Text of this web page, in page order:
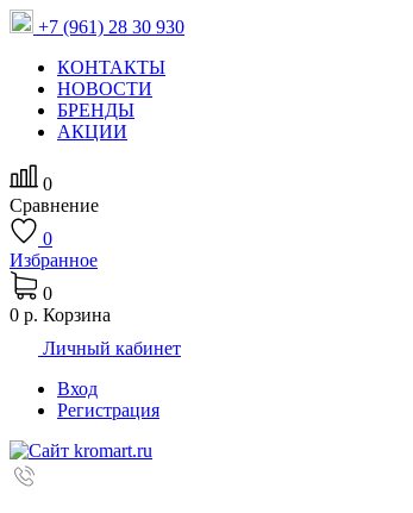
+7 (961) 28 30 930
КОНТАКТЫ
НОВОСТИ
БРЕНДЫ
АКЦИИ
0
Сравнение
0
Избранное
0
0 р. Корзина
Личный кабинет
Вход
Регистрация